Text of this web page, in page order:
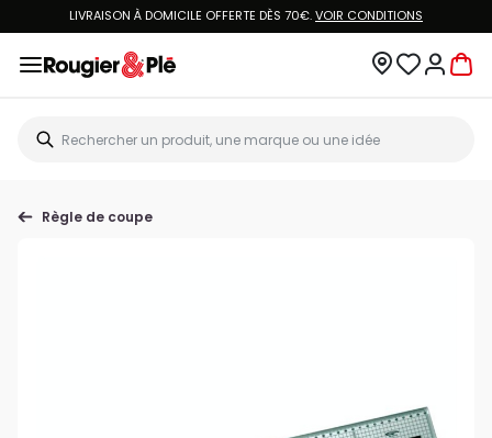
LIVRAISON À DOMICILE OFFERTE DÈS 70€.VOIR CONDITIONS
Règle de coupe